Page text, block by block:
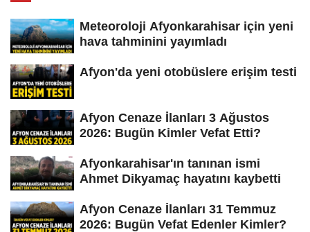
Meteoroloji Afyonkarahisar için yeni
hava tahminini yayımladı
Afyon'da yeni otobüslere erişim testi
Afyon Cenaze İlanları 3 Ağustos
2026: Bugün Kimler Vefat Etti?
Afyonkarahisar'ın tanınan ismi
Ahmet Dikyamaç hayatını kaybetti
Afyon Cenaze İlanları 31 Temmuz
2026: Bugün Vefat Edenler Kimler?